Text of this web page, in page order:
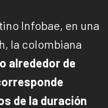
Infobae, en una
la colombiana
alrededor de
de la duración